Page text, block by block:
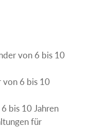
von 6 bis 10
von 6 bis 10
bis 10 Jahren
für